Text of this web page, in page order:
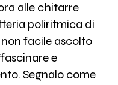
alle chitarre
poliritmica di
facile ascolto
e
Segnalo come